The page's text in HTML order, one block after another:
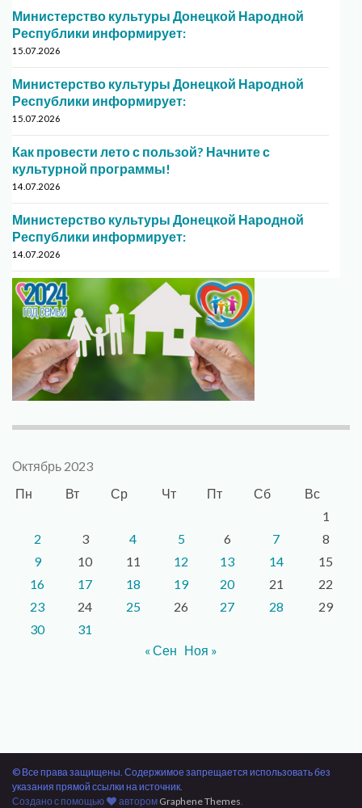
Министерство культуры Донецкой Народной
Республики информирует:
15.07.2026
Министерство культуры Донецкой Народной
Республики информирует:
15.07.2026
Как провести лето с пользой? Начните с
культурной программы!
14.07.2026
Министерство культуры Донецкой Народной
Республики информирует:
14.07.2026
Октябрь 2023
Пн
Вт Ср Чт Пт Сб
Вс
1
2
3 4 5 6 7
8
9
10 11 12 13 14
15
16
17 18 19 20 21
22
23
24 25 26 27 28
29
30
31
« Сен Ноя »
© Все права защищены. Содержимое запрещается использовать без
указания прямой ссылки на источник.
Создано с помощью
автором Graphene Themes